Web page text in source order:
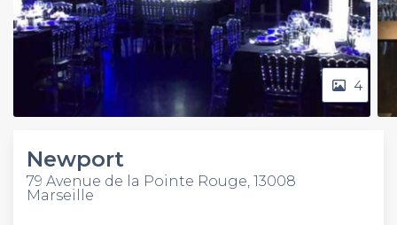
4
Newport
79 Avenue de la Pointe Rouge, 13008
Marseille